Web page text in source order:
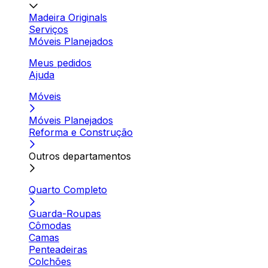
Madeira Originals
Serviços
Móveis Planejados
Meus pedidos
Ajuda
Móveis
Móveis Planejados
Reforma e Construção
Outros departamentos
Quarto Completo
Guarda-Roupas
Cômodas
Camas
Penteadeiras
Colchões